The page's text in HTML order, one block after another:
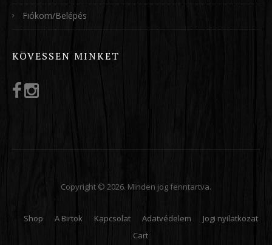
Fiókom/Belépés
KÖVESSEN MINKET
Copyright © 2026. Minden jog fenntartva.
Shop A Birtok Kapcsolat Adatvédelem
Jogi nyilatkozat
Cart